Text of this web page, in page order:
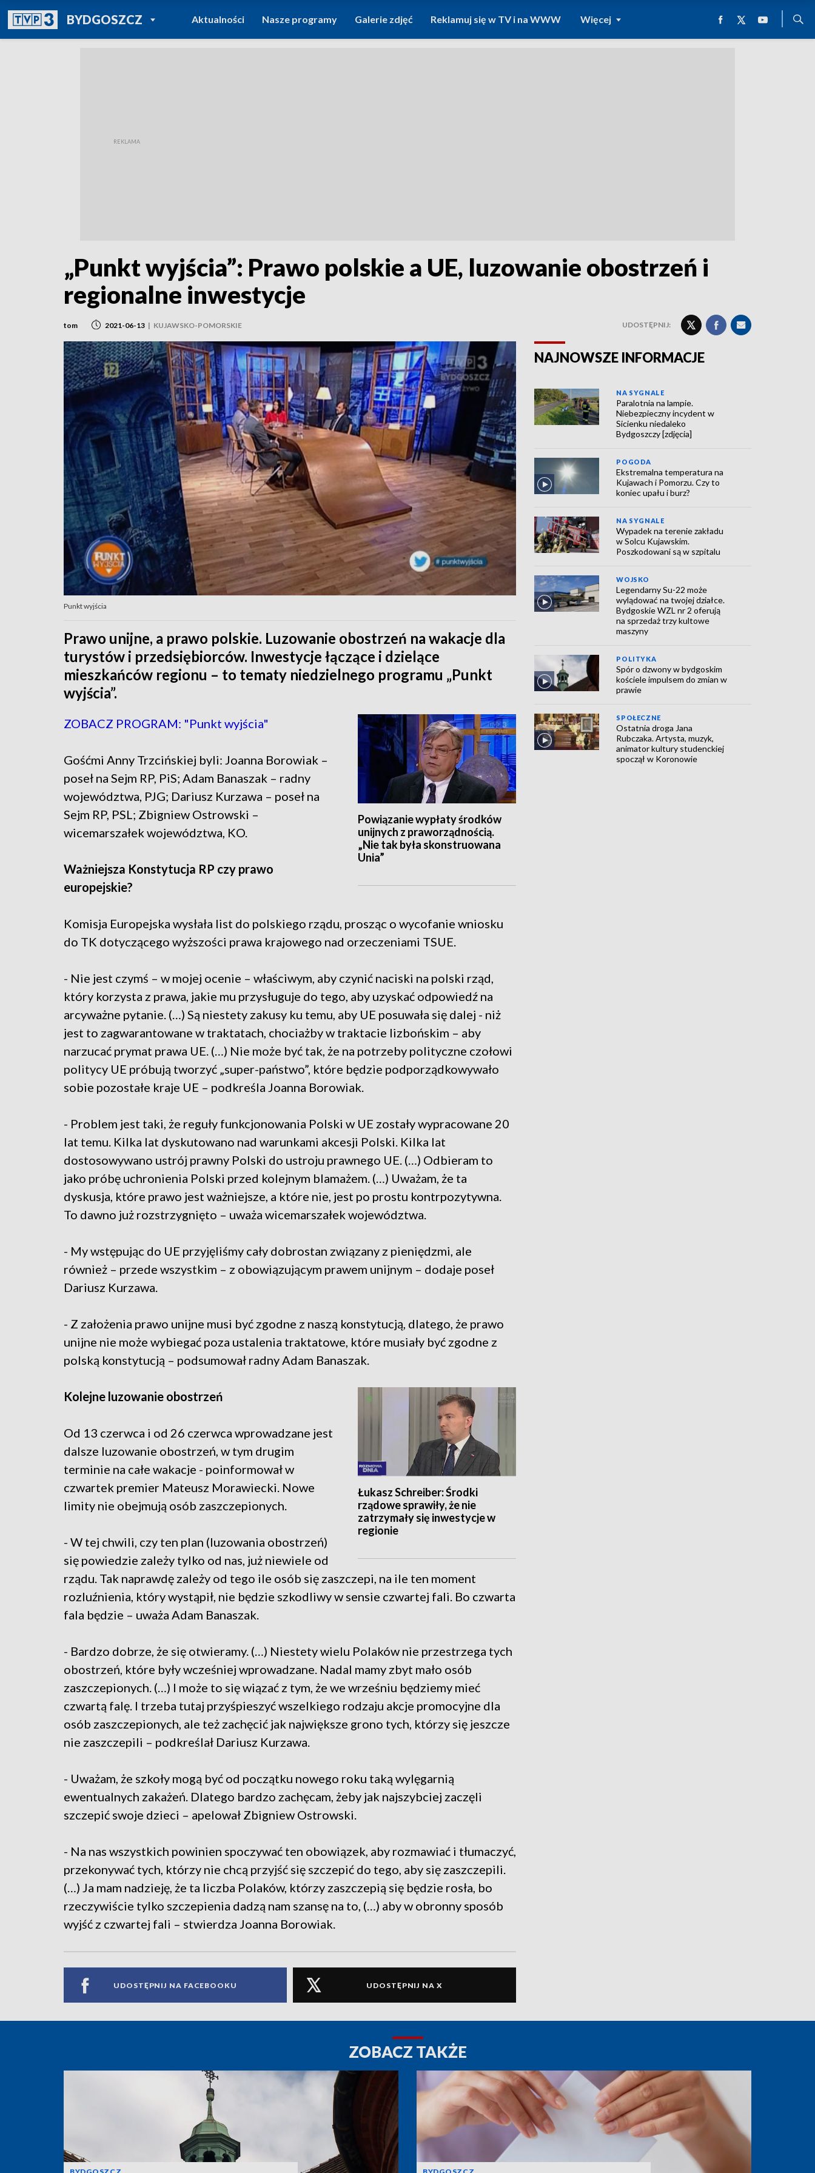
BYDGOSZCZPOWRÓT DO
TVP REGIONY
Aktualności Nasze programy Galerie zdjęć Reklamuj się w TV i na WWW Więcej
„Punkt wyjścia”: Prawo polskie a UE, luzowanie obostrzeń i
regionalne inwestycje
tom 2021-06-13 | KUJAWSKO-POMORSKIE UDOSTĘPNIJ:
Punkt wyjścia
Prawo unijne, a prawo polskie. Luzowanie obostrzeń na wakacje dla
turystów i przedsiębiorców. Inwestycje łączące i dzielące
mieszkańców regionu – to tematy niedzielnego programu „Punkt
wyjścia”.
Powiązanie wypłaty środków
unijnych z praworządnością.
„Nie tak była skonstruowana
Unia”
ZOBACZ PROGRAM: "Punkt wyjścia"
Gośćmi Anny Trzcińskiej byli: Joanna Borowiak –
poseł na Sejm RP, PiS; Adam Banaszak – radny
województwa, PJG; Dariusz Kurzawa – poseł na
Sejm RP, PSL; Zbigniew Ostrowski –
wicemarszałek województwa, KO.
Ważniejsza Konstytucja RP czy prawo
europejskie?
Komisja Europejska wysłała list do polskiego rządu, prosząc o wycofanie wniosku
do TK dotyczącego wyższości prawa krajowego nad orzeczeniami TSUE.
- Nie jest czymś – w mojej ocenie – właściwym, aby czynić naciski na polski rząd,
który korzysta z prawa, jakie mu przysługuje do tego, aby uzyskać odpowiedź na
arcyważne pytanie. (…) Są niestety zakusy ku temu, aby UE posuwała się dalej - niż
jest to zagwarantowane w traktatach, chociażby w traktacie lizbońskim – aby
narzucać prymat prawa UE. (…) Nie może być tak, że na potrzeby polityczne czołowi
politycy UE próbują tworzyć „super-państwo”, które będzie podporządkowywało
sobie pozostałe kraje UE – podkreśla Joanna Borowiak.
- Problem jest taki, że reguły funkcjonowania Polski w UE zostały wypracowane 20
lat temu. Kilka lat dyskutowano nad warunkami akcesji Polski. Kilka lat
dostosowywano ustrój prawny Polski do ustroju prawnego UE. (…) Odbieram to
jako próbę uchronienia Polski przed kolejnym blamażem. (…) Uważam, że ta
dyskusja, które prawo jest ważniejsze, a które nie, jest po prostu kontrpozytywna.
To dawno już rozstrzygnięto – uważa wicemarszałek województwa.
- My wstępując do UE przyjęliśmy cały dobrostan związany z pieniędzmi, ale
również – przede wszystkim – z obowiązującym prawem unijnym – dodaje poseł
Dariusz Kurzawa.
- Z założenia prawo unijne musi być zgodne z naszą konstytucją, dlatego, że prawo
unijne nie może wybiegać poza ustalenia traktatowe, które musiały być zgodne z
polską konstytucją – podsumował radny Adam Banaszak.
Łukasz Schreiber: Środki
rządowe sprawiły, że nie
zatrzymały się inwestycje w
regionie
Kolejne luzowanie obostrzeń
Od 13 czerwca i od 26 czerwca wprowadzane jest
dalsze luzowanie obostrzeń, w tym drugim
terminie na całe wakacje - poinformował w
czwartek premier Mateusz Morawiecki. Nowe
limity nie obejmują osób zaszczepionych.
- W tej chwili, czy ten plan (luzowania obostrzeń)
się powiedzie zależy tylko od nas, już niewiele od
rządu. Tak naprawdę zależy od tego ile osób się zaszczepi, na ile ten moment
rozluźnienia, który wystąpił, nie będzie szkodliwy w sensie czwartej fali. Bo czwarta
fala będzie – uważa Adam Banaszak.
- Bardzo dobrze, że się otwieramy. (…) Niestety wielu Polaków nie przestrzega tych
obostrzeń, które były wcześniej wprowadzane. Nadal mamy zbyt mało osób
zaszczepionych. (…) I może to się wiązać z tym, że we wrześniu będziemy mieć
czwartą falę. I trzeba tutaj przyśpieszyć wszelkiego rodzaju akcje promocyjne dla
osób zaszczepionych, ale też zachęcić jak największe grono tych, którzy się jeszcze
nie zaszczepili – podkreślał Dariusz Kurzawa.
- Uważam, że szkoły mogą być od początku nowego roku taką wylęgarnią
ewentualnych zakażeń. Dlatego bardzo zachęcam, żeby jak najszybciej zaczęli
szczepić swoje dzieci – apelował Zbigniew Ostrowski.
- Na nas wszystkich powinien spoczywać ten obowiązek, aby rozmawiać i tłumaczyć,
przekonywać tych, którzy nie chcą przyjść się szczepić do tego, aby się zaszczepili.
(…) Ja mam nadzieję, że ta liczba Polaków, którzy zaszczepią się będzie rosła, bo
rzeczywiście tylko szczepienia dadzą nam szansę na to, (…) aby w obronny sposób
wyjść z czwartej fali – stwierdza Joanna Borowiak.
UDOSTĘPNIJ NA FACEBOOKU UDOSTĘPNIJ NA X
NAJNOWSZE INFORMACJE
NA SYGNALE
Paralotnia na lampie.
Niebezpieczny incydent w
Sicienku niedaleko
Bydgoszczy [zdjęcia]
POGODA
Ekstremalna temperatura na
Kujawach i Pomorzu. Czy to
koniec upału i burz?
NA SYGNALE
Wypadek na terenie zakładu
w Solcu Kujawskim.
Poszkodowani są w szpitalu
WOJSKO
Legendarny Su-22 może
wylądować na twojej działce.
Bydgoskie WZL nr 2 oferują
na sprzedaż trzy kultowe
maszyny
POLITYKA
Spór o dzwony w bydgoskim
kościele impulsem do zmian w
prawie
SPOŁECZNE
Ostatnia droga Jana
Rubczaka. Artysta, muzyk,
animator kultury studenckiej
spoczął w Koronowie
ZOBACZ TAKŻE